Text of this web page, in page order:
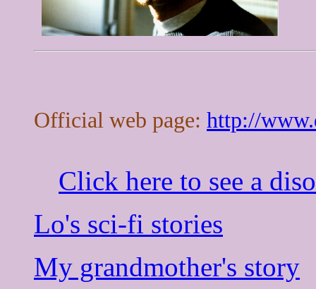
Official web page: http://
Click here to see a
Lo's sci-fi stories
My grandmother's story